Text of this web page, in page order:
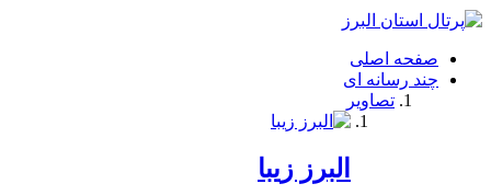
فصد
شرق
تهران
خشکشویی
صفحه اصلی
چند رسانه ای
تصاویر
البرز زیبا